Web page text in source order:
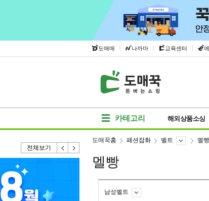
도매매 | 나까마 | 교육센터 |
카테고리 해외상품소싱
전체보기
도매꾹홈 패션잡화 벨트 멜빵
멜빵
남성벨트